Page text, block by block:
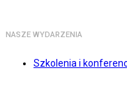
NASZE WYDARZENIA
Szkolenia i